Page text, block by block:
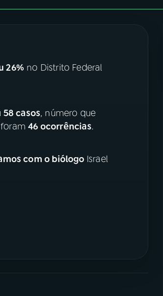
26% no Distrito Federal
58 casos, número que
foram46 ocorrências.
com o biólogo Israel